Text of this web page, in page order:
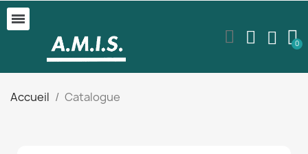
Accueil Catalogue